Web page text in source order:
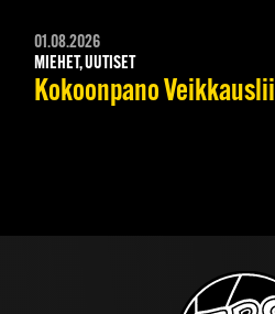
01.08.2026
MIEHET, UUTISET
Kokoonpano